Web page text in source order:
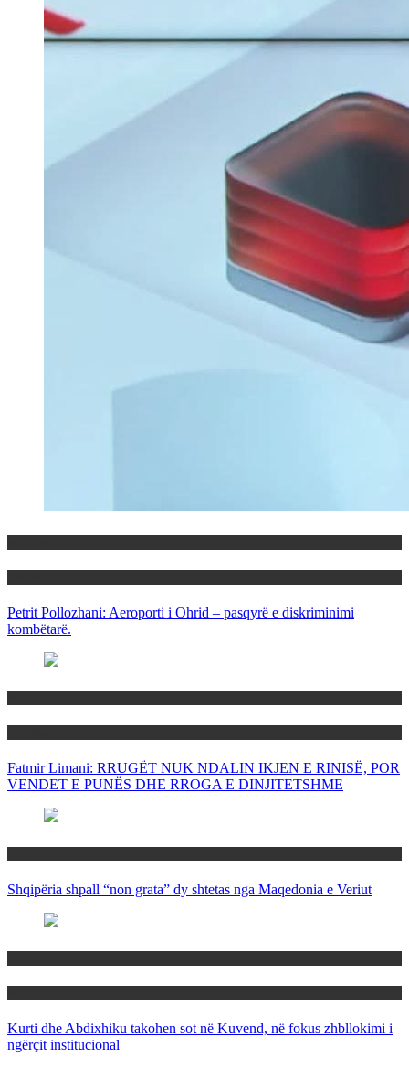
Petrit Pollozhani: Aeroporti i Ohrid – pasqyrë e diskriminimi
kombëtarë.
Fatmir Limani: RRUGËT NUK NDALIN IKJEN E RINISË, POR
VENDET E PUNËS DHE RROGA E DINJITETSHME
Shqipëria shpall “non grata” dy shtetas nga Maqedonia e Veriut
Kurti dhe Abdixhiku takohen sot në Kuvend, në fokus zhbllokimi i
ngërçit institucional